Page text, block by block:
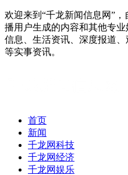
欢迎来到“千龙新闻信息网”
播用户生成的内容和其他专
信息、生活资讯、深度报道
等实事资讯。
首页
新闻
千龙网科技
千龙网经济
千龙网娱乐